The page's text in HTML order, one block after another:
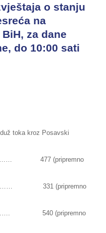
o stanju
na
za dane
do 10:00 sati
toka kroz Posavski
477 (pripremno
331 (pripremno
540 (pripremno